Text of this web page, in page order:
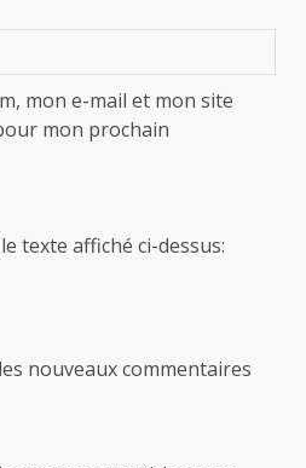
mon e-mail et mon site
mon prochain
texte affiché ci-dessus:
nouveaux commentaires